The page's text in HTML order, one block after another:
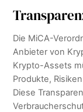
Die MiCA-
Anbieter von
Krypto-Assets
Produkte,
Diese